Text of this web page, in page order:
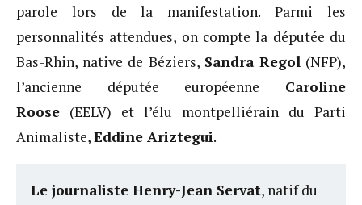
parole lors de la manifestation. Parmi les
personnalités attendues, on compte la députée du
Bas-Rhin, native de Béziers, Sandra Regol(NFP),
l’ancienne députée européenne Caroline
Roose (EELV) et l’élu montpelliérain du Parti
Animaliste,Eddine Ariztegui.
Le journaliste Henry-Jean Servat, natif du